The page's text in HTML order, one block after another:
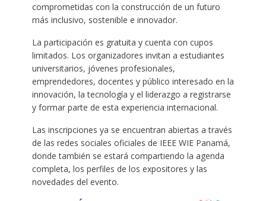
comprometidas con la construcción de un futuro
más inclusivo, sostenible e innovador.
La participación es gratuita y cuenta con cupos
limitados. Los organizadores invitan a estudiantes
universitarios, jóvenes profesionales,
emprendedores, docentes y público interesado en la
innovación, la tecnología y el liderazgo a registrarse
y formar parte de esta experiencia internacional.
Las inscripciones ya se encuentran abiertas a través
de las redes sociales oficiales de IEEE WIE Panamá,
donde también se estará compartiendo la agenda
completa, los perfiles de los expositores y las
novedades del evento.